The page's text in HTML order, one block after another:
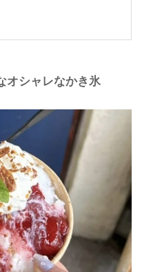
オシャレなかき氷